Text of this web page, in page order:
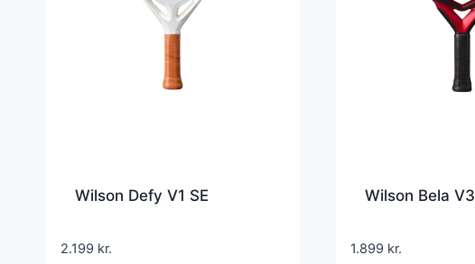
Wilson Defy V1 SE
2.199 kr.
Wilson Bela V3
1.899 kr.